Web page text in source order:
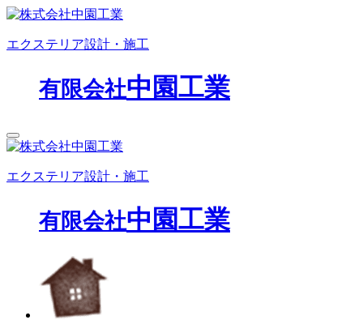
エクステリア設計・施工
有限会社中園工業
エクステリア設計・施工
有限会社中園工業